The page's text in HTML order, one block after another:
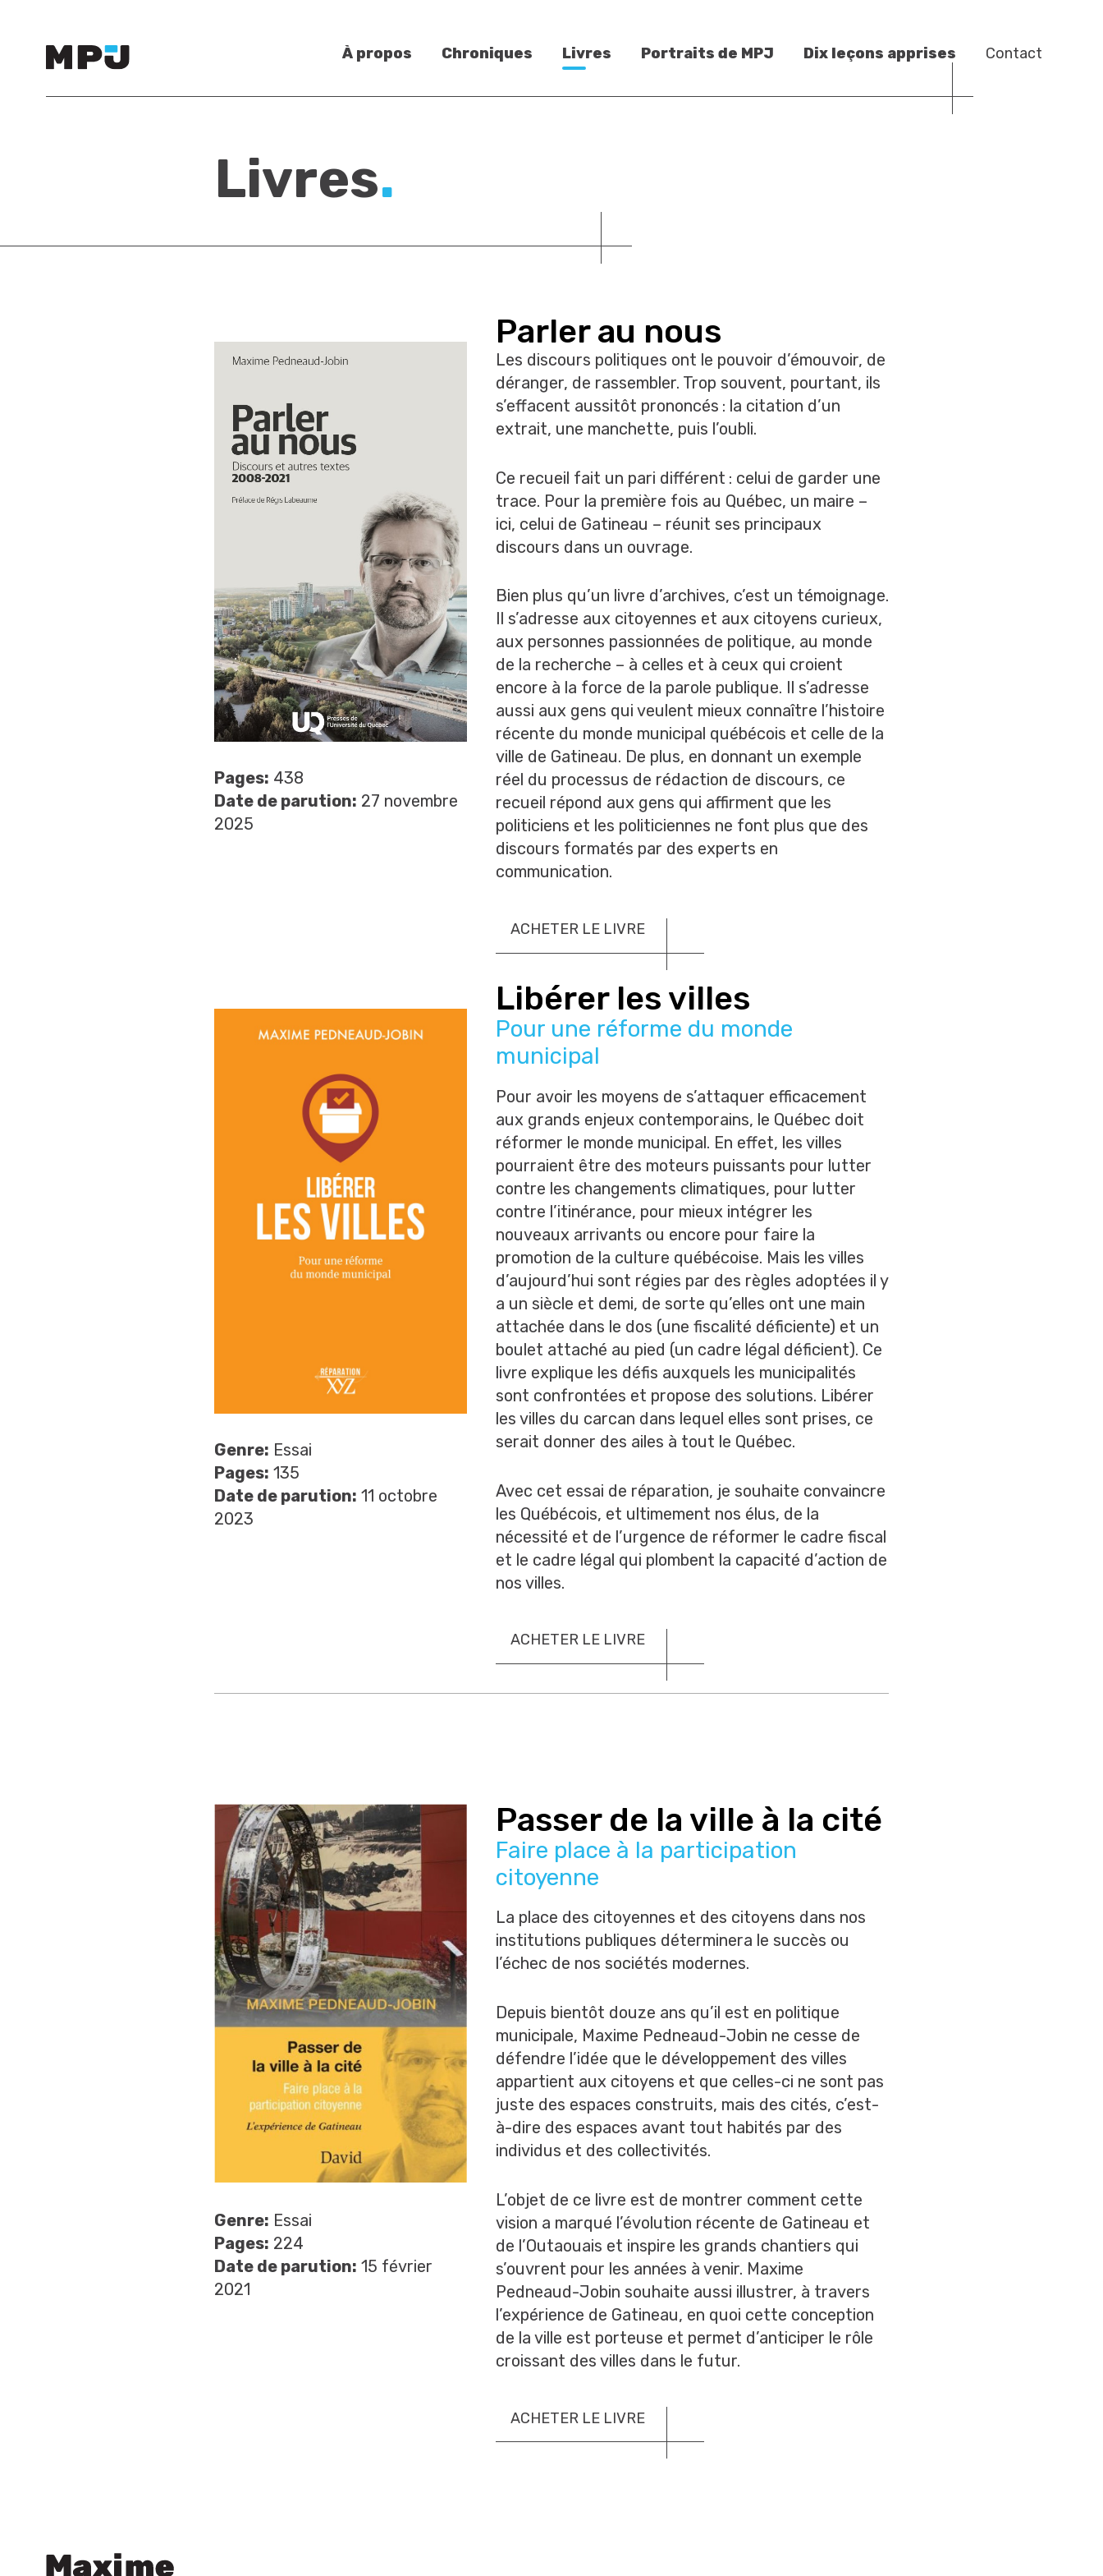
À propos Chroniques Livres Portraits de MPJ Dix leçons apprises Contact
Livres.
Pages: 438
Date de parution: 27 novembre
2025
Parler au nous
Les discours politiques ont le pouvoir d’émouvoir, de
déranger, de rassembler. Trop souvent, pourtant, ils
s’effacent aussitôt prononcés : la citation d’un
extrait, une manchette, puis l’oubli.
Ce recueil fait un pari différent : celui de garder une
trace. Pour la première fois au Québec, un maire –
ici, celui de Gatineau – réunit ses principaux
discours dans un ouvrage.
Bien plus qu’un livre d’archives, c’est un témoignage.
Il s’adresse aux citoyennes et aux citoyens curieux,
aux personnes passionnées de politique, au monde
de la recherche – à celles et à ceux qui croient
encore à la force de la parole publique. Il s’adresse
aussi aux gens qui veulent mieux connaître l’histoire
récente du monde municipal québécois et celle de la
ville de Gatineau. De plus, en donnant un exemple
réel du processus de rédaction de discours, ce
recueil répond aux gens qui affirment que les
politiciens et les politiciennes ne font plus que des
discours formatés par des experts en
communication.
ACHETER LE LIVRE
Genre: Essai
Pages: 135
Date de parution: 11 octobre
2023
Libérer les villes
Pour une réforme du monde
municipal
Pour avoir les moyens de s’attaquer efficacement
aux grands enjeux contemporains, le Québec doit
réformer le monde municipal. En effet, les villes
pourraient être des moteurs puissants pour lutter
contre les changements climatiques, pour lutter
contre l’itinérance, pour mieux intégrer les
nouveaux arrivants ou encore pour faire la
promotion de la culture québécoise. Mais les villes
d’aujourd’hui sont régies par des règles adoptées il y
a un siècle et demi, de sorte qu’elles ont une main
attachée dans le dos (une fiscalité déficiente) et un
boulet attaché au pied (un cadre légal déficient). Ce
livre explique les défis auxquels les municipalités
sont confrontées et propose des solutions. Libérer
les villes du carcan dans lequel elles sont prises, ce
serait donner des ailes à tout le Québec.
Avec cet essai de réparation, je souhaite convaincre
les Québécois, et ultimement nos élus, de la
nécessité et de l’urgence de réformer le cadre fiscal
et le cadre légal qui plombent la capacité d’action de
nos villes.
ACHETER LE LIVRE
Genre: Essai
Pages: 224
Date de parution: 15 février
2021
Passer de la ville à la cité
Faire place à la participation
citoyenne
La place des citoyennes et des citoyens dans nos
institutions publiques déterminera le succès ou
l’échec de nos sociétés modernes.
Depuis bientôt douze ans qu’il est en politique
municipale, Maxime Pedneaud-Jobin ne cesse de
défendre l’idée que le développement des villes
appartient aux citoyens et que celles-ci ne sont pas
juste des espaces construits, mais des cités, c’est-
à-dire des espaces avant tout habités par des
individus et des collectivités.
L’objet de ce livre est de montrer comment cette
vision a marqué l’évolution récente de Gatineau et
de l’Outaouais et inspire les grands chantiers qui
s’ouvrent pour les années à venir. Maxime
Pedneaud-Jobin souhaite aussi illustrer, à travers
l’expérience de Gatineau, en quoi cette conception
de la ville est porteuse et permet d’anticiper le rôle
croissant des villes dans le futur.
ACHETER LE LIVRE